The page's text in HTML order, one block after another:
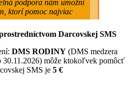
Darcovskej SMS
DMS RODINY (DMS medzera
30.11.2026) môže ktokoľvek pomôcť
SMS je 5 €